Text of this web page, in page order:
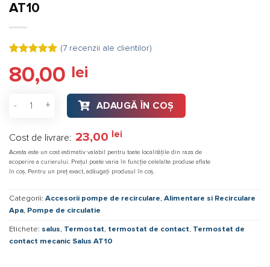
AT10
5.00din 5
pe baza a
la clienți
(7recenzii ale clientilor)
80,00 lei
Cantitate Termostat de contact mecanic Salus AT10
ADAUGĂ ÎN COȘ
Cost de livrare: 23,00 lei
Acesta este un cost estimativ valabil pentru toate localitățile din raza de
acoperire a curierului. Prețul poate varia în funcție celelalte produse aflate
în coș. Pentru un preț exact, adăugați produsul în coș.
Categorii: Accesorii pompe de recirculare, Alimentare si Recirculare
Apa, Pompe de circulatie
Etichete: salus, Termostat, termostat de contact, Termostat de
contact mecanic Salus AT10